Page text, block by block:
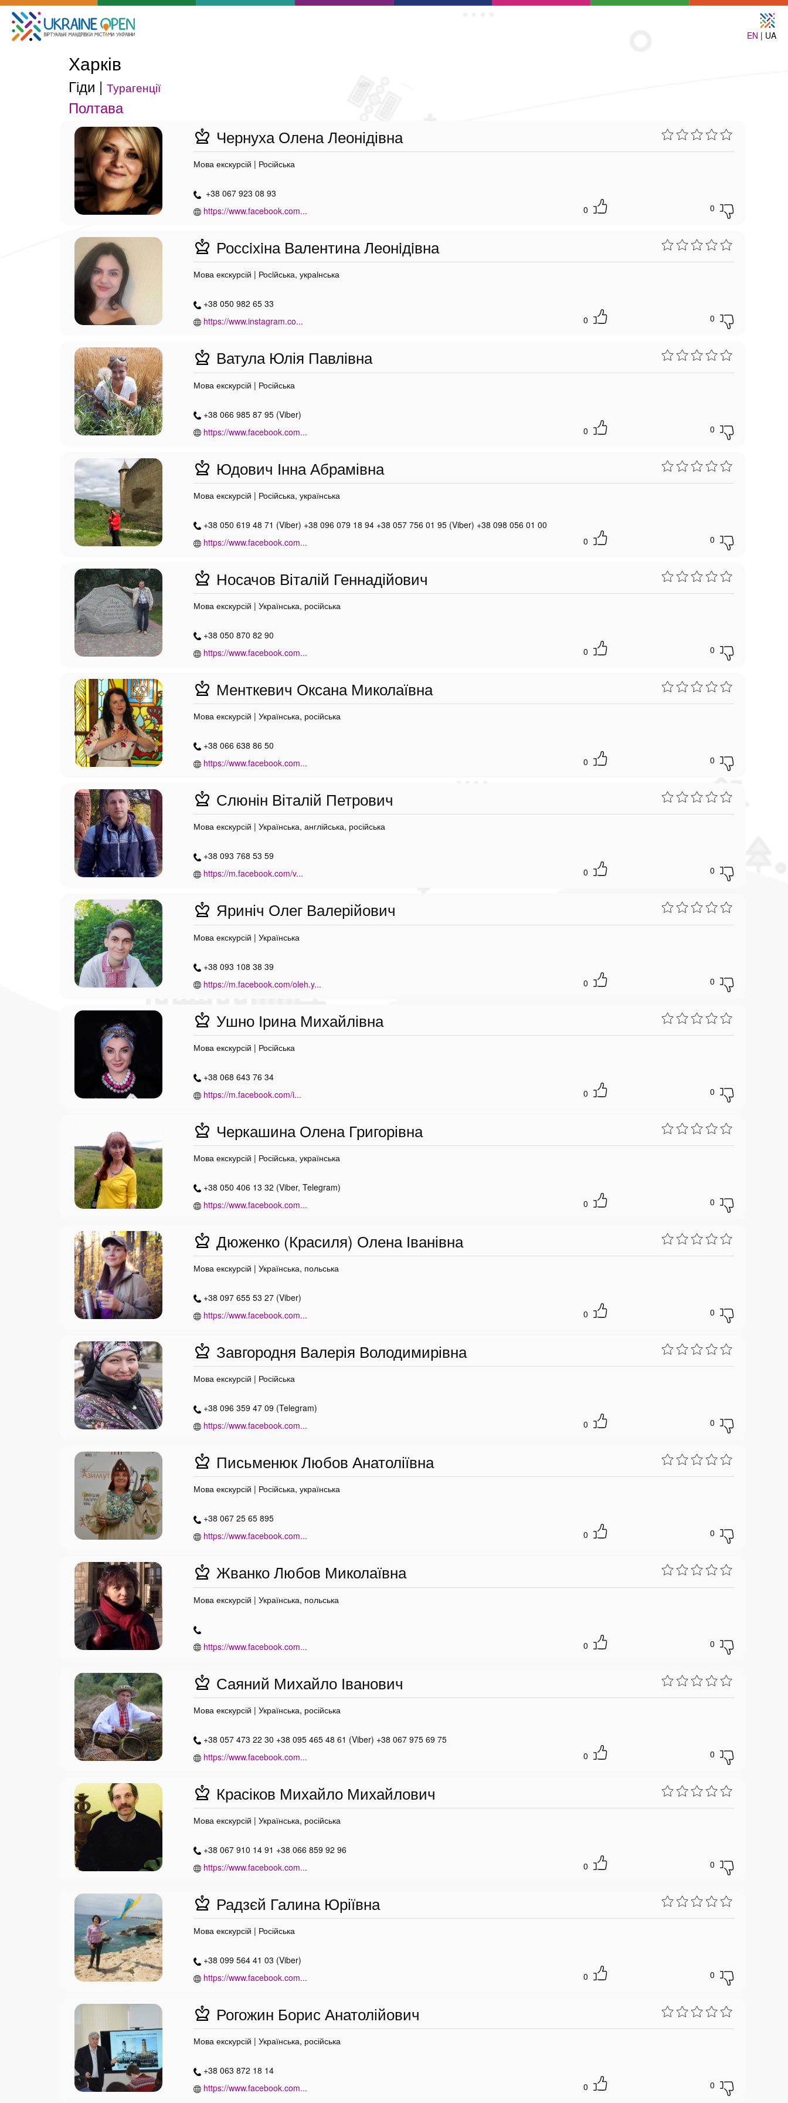
EN | UA
Харків
Гіди | Турагенції
Полтава
Чернуха Олена Леонідівна
Мова екскурсій | Російська
+38 067 923 08 93
https://www.facebook.com...
0 0
Россiхiна Валентина Леонiдiвна
Мова екскурсій | Росiйська, украiнська
+38 050 982 65 33
https://www.instagram.co...
0 0
Ватула Юлія Павлівна
Мова екскурсій | Російська
+38 066 985 87 95 (Viber)
https://www.facebook.com...
0 0
Юдович Інна Абрамівна
Мова екскурсій | Російська, українська
+38 050 619 48 71 (Viber) +38 096 079 18 94 +38 057 756 01 95 (Viber) +38 098 056 01 00
https://www.facebook.com...
0 0
Носачов Віталій Геннадійович
Мова екскурсій | Українська, російська
+38 050 870 82 90
https://www.facebook.com...
0 0
Менткевич Оксана Миколаївна
Мова екскурсій | Українська, російська
+38 066 638 86 50
https://www.facebook.com...
0 0
Слюнін Віталій Петрович
Мова екскурсій | Українська, англійська, російська
+38 093 768 53 59
https://m.facebook.com/v...
0 0
Яриніч Олег Валерійович
Мова екскурсій | Українська
+38 093 108 38 39
https://m.facebook.com/oleh.y...
0 0
Ушно Ірина Михайлівна
Мова екскурсій | Російська
+38 068 643 76 34
https://m.facebook.com/i...
0 0
Черкашина Олена Григорівна
Мова екскурсій | Російська, українська
+38 050 406 13 32 (Viber, Telegram)
https://www.facebook.com...
0 0
Дюженко (Красиля) Олена Іванівна
Мова екскурсій | Українська, польська
+38 097 655 53 27 (Viber)
https://www.facebook.com...
0 0
Завгородня Валерія Володимирівна
Мова екскурсій | Російська
+38 096 359 47 09 (Telegram)
https://www.facebook.com...
0 0
Письменюк Любов Анатоліївна
Мова екскурсій | Російська, українська
+38 067 25 65 895
https://www.facebook.com...
0 0
Жванко Любов Миколаївна
Мова екскурсій | Українська, польська
https://www.facebook.com... 0 0
Саяний Михайло Іванович
Мова екскурсій | Українська, російська
+38 057 473 22 30 +38 095 465 48 61 (Viber) +38 067 975 69 75
https://www.facebook.com...
0 0
Красіков Михайло Михайлович
Мова екскурсій | Українська, російська
+38 067 910 14 91 +38 066 859 92 96
https://www.facebook.com...
0 0
Радзєй Галина Юріївна
Мова екскурсій | Російська
+38 099 564 41 03 (Viber)
https://www.facebook.com...
0 0
Рогожин Борис Анатолійович
Мова екскурсій | Українська, російська
+38 063 872 18 14
https://www.facebook.com...
0 0